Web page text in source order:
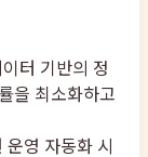
터 기반의 정
을 최소화하고
영 자동화 시